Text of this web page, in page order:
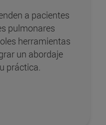
a pacientes
pulmonares
herramientas
un abordaje
práctica.